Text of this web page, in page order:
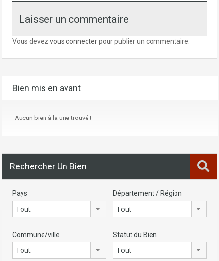
Laisser un commentaire
Vous devez vous connecterpour publier un commentaire.
Bien mis en avant
Aucun bien à la une trouvé !
Rechercher Un Bien
Pays
Tout
Département / Région
Tout
Commune/ville
Tout
Statut du Bien
Tout